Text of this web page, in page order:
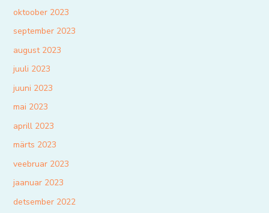
oktoober 2023
september 2023
august 2023
juuli 2023
juuni 2023
mai 2023
aprill 2023
märts 2023
veebruar 2023
jaanuar 2023
detsember 2022